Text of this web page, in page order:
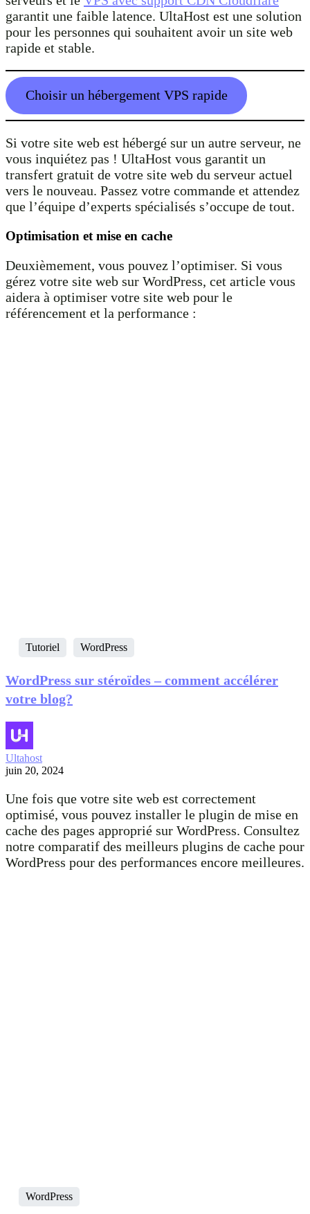
garantit une faible latence. UltaHost est une solution
pour les personnes qui souhaitent avoir un site web
rapide et stable.
Choisir un hébergement VPS rapide
Si votre site web est hébergé sur un autre serveur, ne
vous inquiétez pas ! UltaHost vous garantit un
transfert gratuit de votre site web du serveur actuel
vers le nouveau. Passez votre commande et attendez
que l’équipe d’experts spécialisés s’occupe de tout.
Optimisation et mise en cache
Deuxièmement, vous pouvez l’optimiser. Si vous
gérez votre site web sur WordPress, cet article vous
aidera à optimiser votre site web pour le
référencement et la performance :
Tutoriel WordPress
WordPress sur stéroïdes – comment accélérer
votre blog?
Ultahost
juin 20, 2024
Une fois que votre site web est correctement
optimisé, vous pouvez installer le plugin de mise en
cache des pages approprié sur WordPress. Consultez
notre comparatif des meilleurs plugins de cache pour
WordPress pour des performances encore meilleures.
WordPress